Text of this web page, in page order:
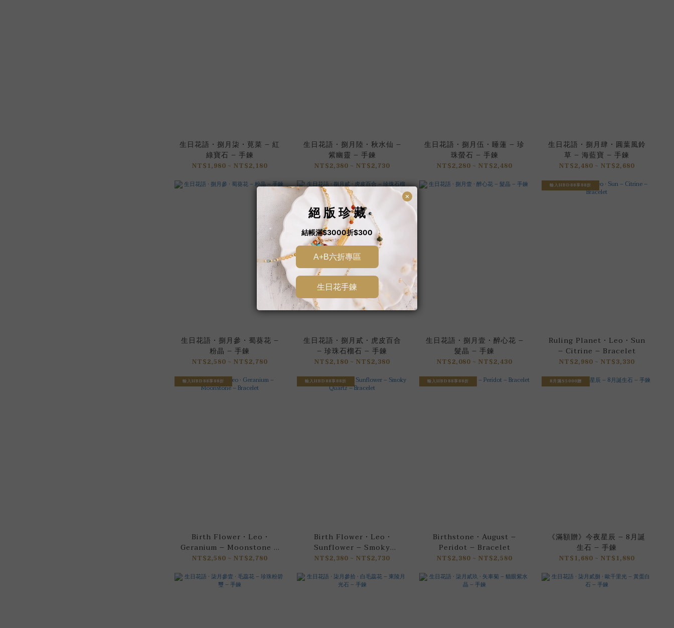
生日花語 • 捌月柒 • 莧菜 – 紅
綠寶石 – 手鍊
NT$1,980 ~ NT$2,180
生日花語 • 捌月陸 • 秋水仙 –
紫幽靈 – 手鍊
NT$2,380 ~ NT$2,730
生日花語 • 捌月伍 • 睡蓮 – 珍
珠螢石 – 手鍊
NT$2,280 ~ NT$2,480
生日花語 • 捌月肆 • 圓葉風鈴
草 – 海藍寶 – 手鍊
NT$2,480 ~ NT$2,680
生日花語 • 捌月參 • 蜀葵花 –
粉晶 – 手鍊
NT$2,580 ~ NT$2,780
生日花語 • 捌月貳 • 虎皮百合
– 珍珠石榴石 – 手鍊
NT$2,180 ~ NT$2,380
生日花語 • 捌月壹 • 醉心花 –
髮晶 – 手鍊
NT$2,080 ~ NT$2,430
輸入HBD88享88折
Ruling Planet • Leo • Sun
– Citrine – Bracelet
NT$2,980 ~ NT$3,330
輸入HBD88享88折
Birth Flower • Leo •
Geranium – Moonstone –
Bracelet
NT$2,580 ~ NT$2,780
輸入HBD88享88折
Birth Flower • Leo •
Sunflower – Smoky
Quartz – Bracelet
NT$2,380 ~ NT$2,730
輸入HBD88享88折
Birthstone • August –
Peridot – Bracelet
NT$2,380 ~ NT$2,580
8月滿$5000贈
《滿額贈》今夜星辰 – 8月誕
生石 – 手鍊
NT$1,680 ~ NT$1,880